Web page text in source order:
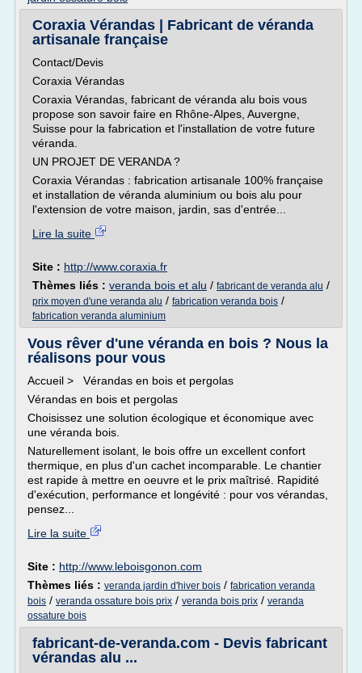
Coraxia Vérandas | Fabricant de véranda
artisanale française
Contact/Devis
Coraxia Vérandas
Coraxia Vérandas, fabricant de véranda alu bois vous
propose son savoir faire en Rhône-Alpes, Auvergne,
Suisse pour la fabrication et l'installation de votre future
véranda.
UN PROJET DE VERANDA ?
Coraxia Vérandas : fabrication artisanale 100% française
et installation de véranda aluminium ou bois alu pour
l'extension de votre maison, jardin, sas d'entrée...
Lire la suite
Site : http://www.coraxia.fr
Thèmes liés : veranda bois et alu / fabricant de veranda alu /
prix moyen d'une veranda alu / fabrication veranda bois /
fabrication veranda aluminium
Vous rêver d'une véranda en bois ? Nous la
réalisons pour vous
Accueil > Vérandas en bois et pergolas
Vérandas en bois et pergolas
Choisissez une solution écologique et économique avec
une véranda bois.
Naturellement isolant, le bois offre un excellent confort
thermique, en plus d'un cachet incomparable. Le chantier
est rapide à mettre en oeuvre et le prix maîtrisé. Rapidité
d'exécution, performance et longévité : pour vos vérandas,
pensez...
Lire la suite
Site : http://www.leboisgonon.com
Thèmes liés : veranda jardin d'hiver bois / fabrication veranda
bois / veranda ossature bois prix / veranda bois prix / veranda
ossature bois
fabricant-de-veranda.com - Devis fabricant
vérandas alu ...